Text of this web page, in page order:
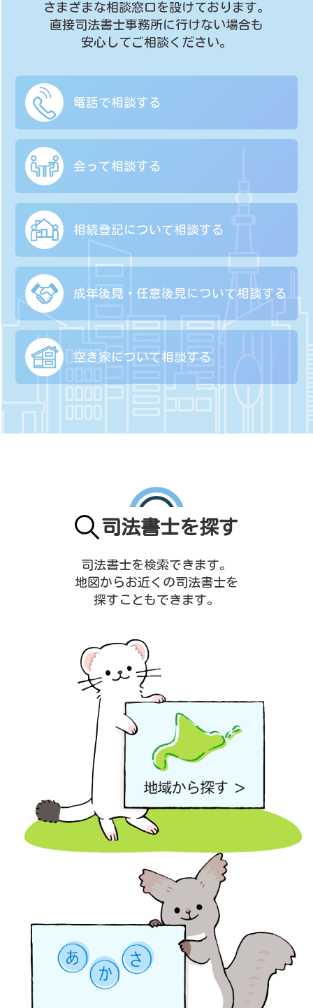
さまざまな相談窓口を設けております。
直接司法書士事務所に行けない場合も
安心してご相談ください。
電話で相談する
会って相談する
相続登記について相談する
成年後見・任意後見について相談する
空き家について相談する
司法書士を探す
司法書士を検索できます。
地図からお近くの司法書士を
探すこともできます。